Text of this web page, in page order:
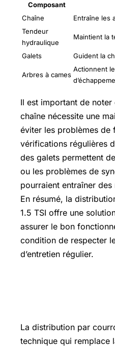
Composant
Chaîne
Entraîne les
Tendeur
hydraulique
Maintient la
Galets Guident la
Arbres à cames
Actionnent
Il est important de
chaîne nécessite une
éviter les problèmes de
vérifications régulières
des galets permettent
ou les problèmes de
pourraient entraîner
En résumé, la
1.5 TSI offre une
assurer le bon
condition de respecter
d’entretien régulier.
La distribution par
technique qui remplace